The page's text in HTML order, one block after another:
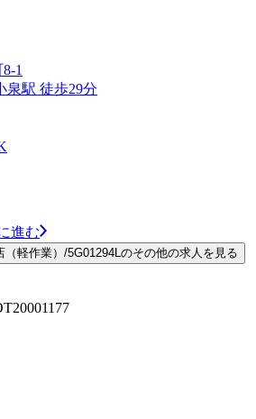
1
泉駅 徒歩29分
進む
（軽作業）/5G01294Lのその他の求人を見る